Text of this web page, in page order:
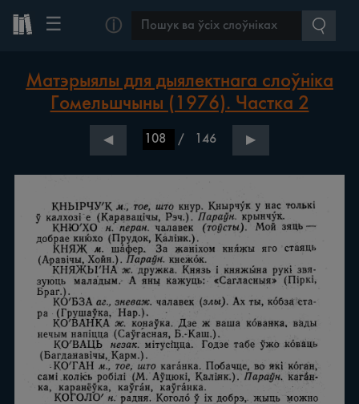
☰ ⓘ
Матэрыялы для дыялектнага слоўніка
Гомельшчыны (1976). Частка 2
◀ / 146 ▶